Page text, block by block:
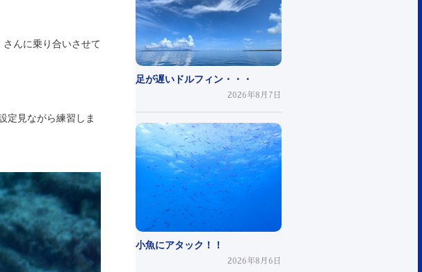
んに乗り合いさせて
定見ながら練習しま
足が遅いドルフィン・・・
2026年8月7日
小魚にアタック！！
2026年8月6日